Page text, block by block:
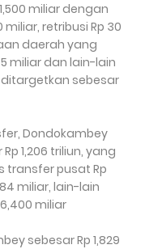
miliar dengan
retribusi Rp 30
daerah yang
miliar dan lain-lain
sebesar
Dondokambey
1,206 triliun, yang
transfer pusat Rp
miliar, lain-lain
miliar
sebesar Rp 1,829